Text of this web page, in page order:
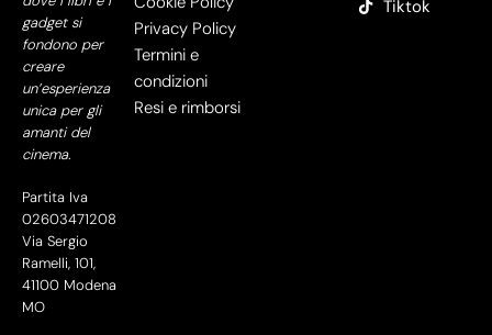
gadget si
fondono per
creare
un’esperienza
unica per gli
amanti del
cinema.
Partita Iva
02603471208
Via Sergio
Ramelli, 101,
41100 Modena
MO
Privacy Policy
Termini e
condizioni
Resi e rimborsi
Tiktok